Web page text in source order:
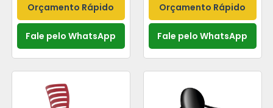
Orçamento Rápido
Fale pelo WhatsApp
Orçamento Rápido
Fale pelo WhatsApp